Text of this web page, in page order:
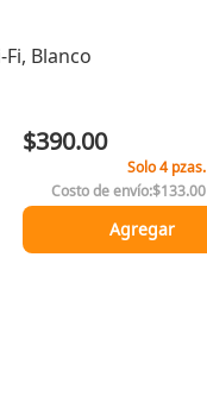
Blanco
$390.00
Costo de envío:$133.00
Solo 4 pzas.
Agregar